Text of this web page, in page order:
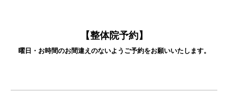
【整体院予約】
曜日・お時間のお間違えのないようご予約をお願いいたします。